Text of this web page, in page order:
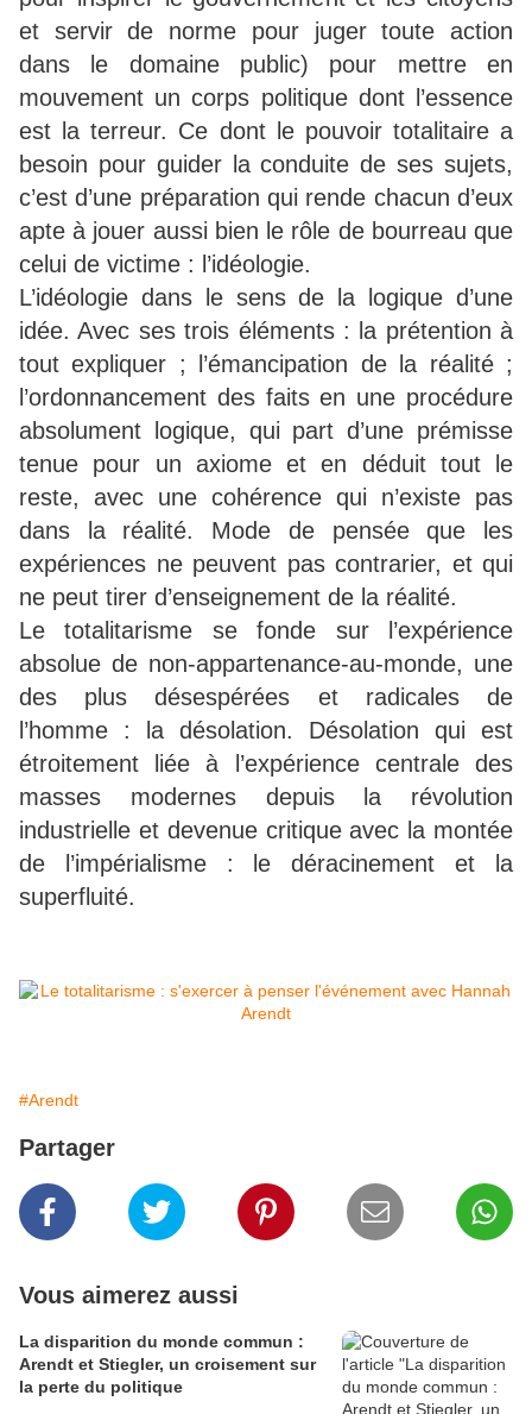
et servir de norme pour juger toute action
dans le domaine public) pour mettre en
mouvement un corps politique dont l’essence
est la terreur. Ce dont le pouvoir totalitaire a
besoin pour guider la conduite de ses sujets,
c’est d’une préparation qui rende chacun d’eux
apte à jouer aussi bien le rôle de bourreau que
celui de victime : l’idéologie.
L’idéologie dans le sens de la logique d’une
idée. Avec ses trois éléments : la prétention à
tout expliquer ; l’émancipation de la réalité ;
l’ordonnancement des faits en une procédure
absolument logique, qui part d’une prémisse
tenue pour un axiome et en déduit tout le
reste, avec une cohérence qui n’existe pas
dans la réalité. Mode de pensée que les
expériences ne peuvent pas contrarier, et qui
ne peut tirer d’enseignement de la réalité.
Le totalitarisme se fonde sur l’expérience
absolue de non-appartenance-au-monde, une
des plus désespérées et radicales de
l’homme : la désolation. Désolation qui est
étroitement liée à l’expérience centrale des
masses modernes depuis la révolution
industrielle et devenue critique avec la montée
de l’impérialisme : le déracinement et la
superfluité.
#Arendt
Partager
Vous aimerez aussi
La disparition du monde commun :
Arendt et Stiegler, un croisement sur
la perte du politique